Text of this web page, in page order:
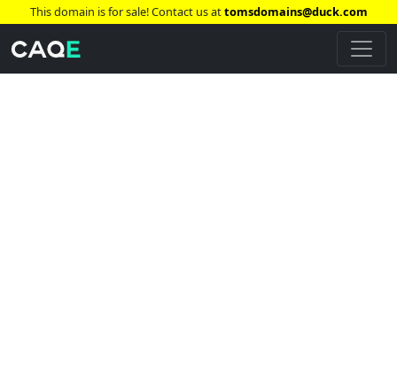
This domain is for sale! Contact us attomsdomains@duck.com